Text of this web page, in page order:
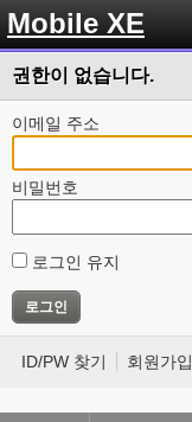
Mobile XE
권한이 없습니다.
이메일 주소
비밀번호
로그인 유지
ID/PW 찾기 회원가입